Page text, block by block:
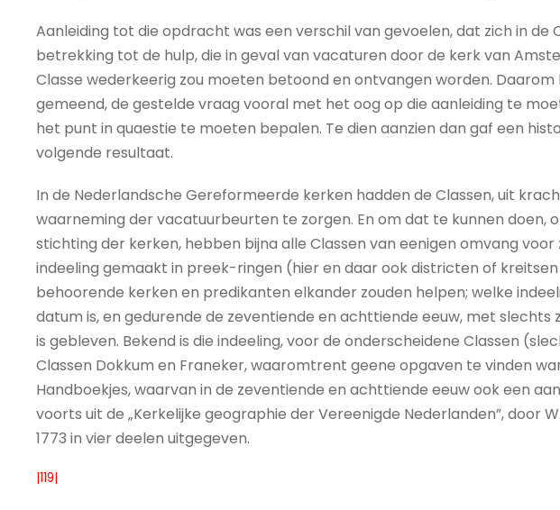
Aanleiding tot die opdracht was een verschil van gevoelen, dat zich in de
betrekking tot de hulp, die in geval van vacaturen door de kerk van
Classe wederkeerig zou moeten betoond en ontvangen worden.
gemeend, de gestelde vraag vooral met het oog op die aanleiding te
het punt in quaestie te moeten bepalen. Te dien aanzien dan gaf een
volgende resultaat.
In de Nederlandsche Gereformeerde kerken hadden de Classen, uit
waarneming der vacatuurbeurten te zorgen. En om dat te kunnen doen,
stichting der kerken, hebben bijna alle Classen van eenigen omvang voor
indeeling gemaakt in preek-ringen (hier en daar ook districten of
behoorende kerken en predikanten elkander zouden helpen; welke
datum is, en gedurende de zeventiende en achttiende eeuw, met slechts
is gebleven. Bekend is die indeeling, voor de onderscheidene Classen
Classen Dokkum en Franeker, waaromtrent geene opgaven te vinden
Handboekjes, waarvan in de zeventiende en achttiende eeuw ook een
voorts uit de „Kerkelijke geographie der Vereenigde Nederlanden”, door
1773 in vier deelen uitgegeven.
|119|